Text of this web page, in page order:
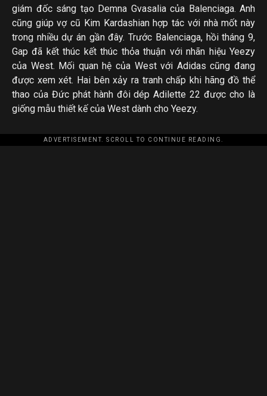
giám đốc sáng tạo Demna Gvasalia của Balenciaga. Anh
cũng giúp vợ cũ Kim Kardashian hợp tác với nhà mốt này
trong nhiều dự án gần đây. Trước Balenciaga, hồi tháng 9,
Gap đã kết thúc kết thúc thỏa thuận với nhãn hiệu Yeezy
của West. Mối quan hệ của West với Adidas cũng đang
được xem xét. Hai bên xảy ra tranh chấp khi hãng đồ thể
thao của Đức phát hành đôi dép Adilette 22 được cho là
giống mẫu thiết kế của West dành cho Yeezy.
ADVERTISEMENT. SCROLL TO CONTINUE READING.